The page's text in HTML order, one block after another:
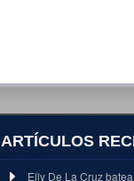
ARTÍCULOS
Elly De La Cruz